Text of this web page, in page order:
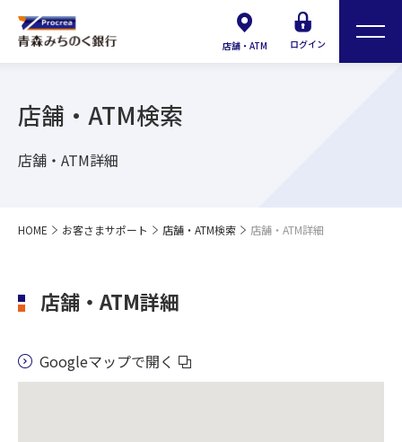
店舗・ATM ログイン
店舗・ATM検索
店舗・ATM詳細
HOME お客さまサポート 店舗・ATM検索 店舗・ATM詳細
店舗・ATM詳細
Googleマップで開く